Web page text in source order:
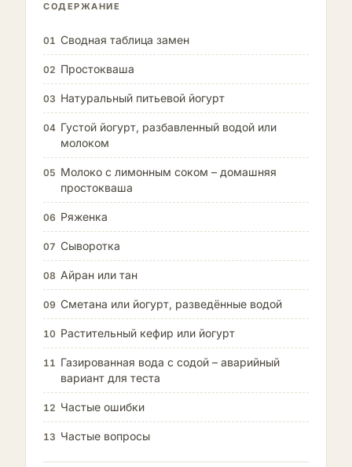
СОДЕРЖАНИЕ
01 Сводная таблица замен
02 Простокваша
03 Натуральный питьевой йогурт
04 Густой йогурт, разбавленный водой или
молоком
05 Молоко с лимонным соком – домашняя
простокваша
06 Ряженка
07 Сыворотка
08 Айран или тан
09 Сметана или йогурт, разведённые водой
10 Растительный кефир или йогурт
11 Газированная вода с содой – аварийный
вариант для теста
12 Частые ошибки
13 Частые вопросы